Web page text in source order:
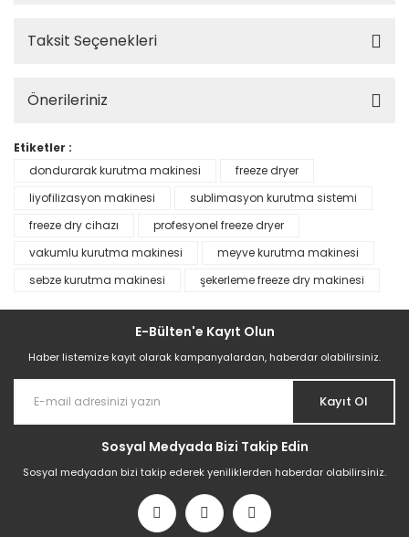
Taksit Seçenekleri
Önerileriniz
Etiketler :
dondurarak kurutma makinesi
freeze dryer
liyofilizasyon makinesi
sublimasyon kurutma sistemi
freeze dry cihazı
profesyonel freeze dryer
vakumlu kurutma makinesi
meyve kurutma makinesi
sebze kurutma makinesi
şekerleme freeze dry makinesi
E-Bülten'e Kayıt Olun
Haber listemize kayıt olarak kampanyalardan, haberdar olabilirsiniz.
Kayıt Ol
Sosyal Medyada Bizi Takip Edin
Sosyal medyadan bizi takip ederek yeniliklerden haberdar olabilirsiniz.